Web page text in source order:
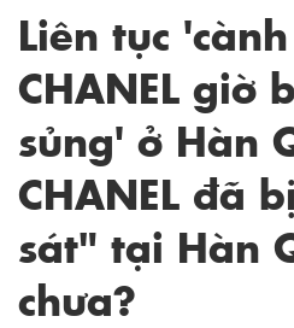
Liên tục
CHANEL giờ
sủng' ở Hàn
CHANEL đã
sát" tại Hàn
chưa?